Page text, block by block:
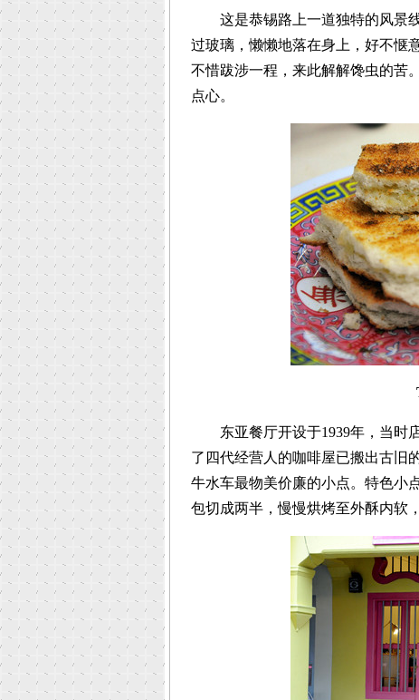
这是恭锡路上一道独特的风景线
过玻璃，懒懒地落在身上，好不惬
不惜跋涉一程，来此解解馋虫的苦
点心。
东亚餐厅开设于1939年，当时店
了四代经营人的咖啡屋已搬出古旧
牛水车最物美价廉的小点。特色小
包切成两半，慢慢烘烤至外酥内软